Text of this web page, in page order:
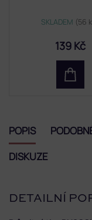
SKLADEM (56
139 Kč
POPIS
DISKUZE
DETAILNÍ